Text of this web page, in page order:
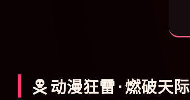
动漫狂雷 · 燃破天际